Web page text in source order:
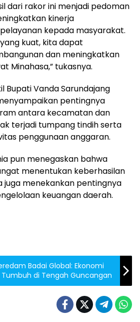
dari rakor ini menjadi pedoman
kinerja
kepada masyarakat.
kuat, kita dapat
dan meningkatkan
Minahasa,” tukasnya.
Bupati Vanda Sarundajang
pentingnya
antara kecamatan dan
terjadi tumpang tindih serta
penggunaan anggaran.
pun menegaskan bahwa
menentukan keberhasilan
juga menekankan pentingnya
keuangan daerah.
Badai Global: Ekonomi
di Tengah Guncangan